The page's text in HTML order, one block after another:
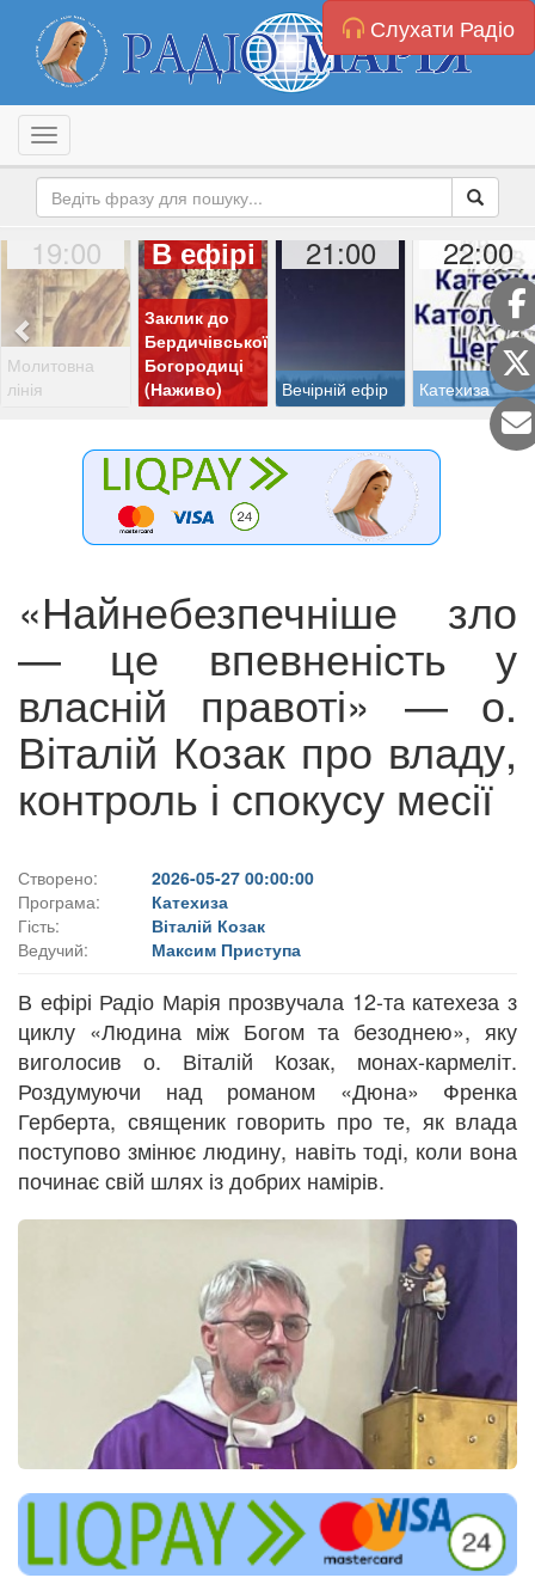
Слухати Радіо
Toggle navigation
19:00
Молитовна
лінія
В ефірі
Заклик до
Бердичівської
Богородиці
(Наживо)
21:00
Вечірній ефір
22:00
Катехиза
«Найнебезпечніше зло
— це впевненість у
власній правоті» — о.
Віталій Козак про владу,
контроль і спокусу месії
Створено:
2026-05-27 00:00:00
Програма:
Катехиза
Гість:
Віталій Козак
Ведучий:
Максим Приступа
В ефірі Радіо Марія прозвучала 12-та катехеза з
циклу «Людина між Богом та безоднею», яку
виголосив о. Віталій Козак, монах-кармеліт.
Роздумуючи над романом «Дюна» Френка
Герберта, священик говорить про те, як влада
поступово змінює людину, навіть тоді, коли вона
починає свій шлях із добрих намірів.